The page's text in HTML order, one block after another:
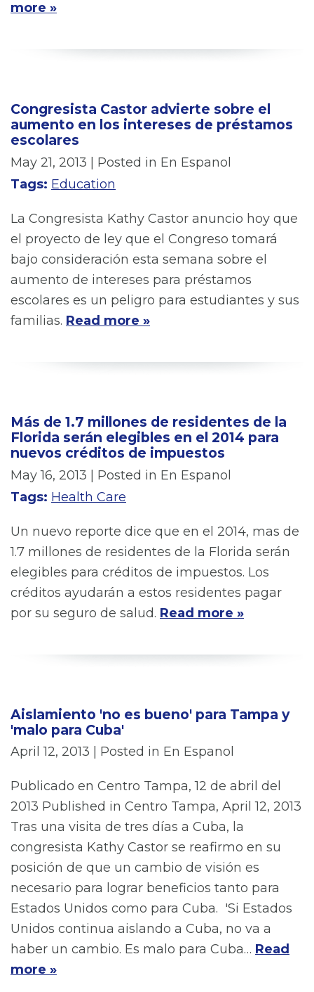
more »
Congresista Castor advierte sobre el
aumento en los intereses de préstamos
escolares
May 21, 2013
| Posted in En Espanol
Tags: Education
La Congresista Kathy Castor anuncio hoy que
el proyecto de ley que el Congreso tomará
bajo consideración esta semana sobre el
aumento de intereses para préstamos
escolares es un peligro para estudiantes y sus
familias. Read more »
Más de 1.7 millones de residentes de la
Florida serán elegibles en el 2014 para
nuevos créditos de impuestos
May 16, 2013 | Posted in En Espanol
Tags: Health Care
Un nuevo reporte dice que en el 2014, mas de
1.7 millones de residentes de la Florida serán
elegibles para créditos de impuestos. Los
créditos ayudarán a estos residentes pagar
por su seguro de salud. Read more »
Aislamiento 'no es bueno' para Tampa y
'malo para Cuba'
April 12, 2013 | Posted in En Espanol
Publicado en Centro Tampa, 12 de abril del
2013 Published in Centro Tampa, April 12, 2013
Tras una visita de tres días a Cuba, la
congresis­ta Kathy Castor se reafirmo en su
posición de que un cambio de visión es
necesario para lograr beneficios tanto para
Estados Unidos como para Cuba. 'Si Estados
Unidos continua aislando a Cuba, no va a
haber un cambio. Es malo para Cuba… Read
more »